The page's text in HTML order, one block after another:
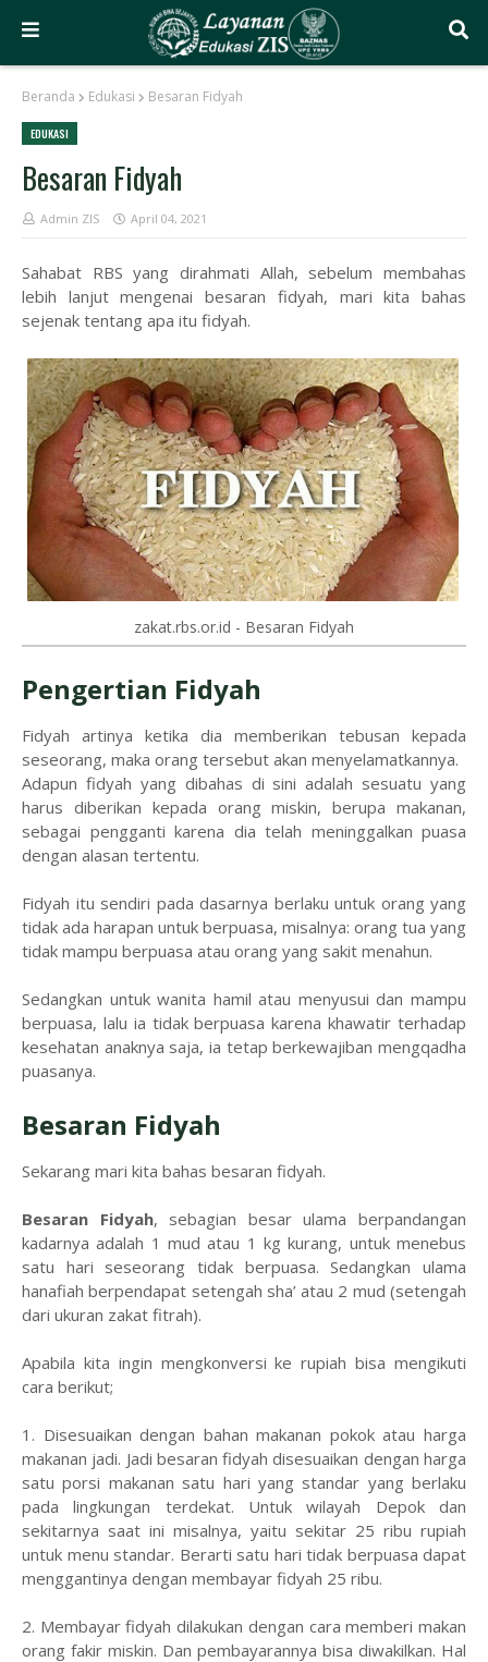
Beranda Edukasi Besaran Fidyah
EDUKASI
Besaran Fidyah
Admin ZIS April 04, 2021
Sahabat RBS yang dirahmati Allah, sebelum membahas
lebih lanjut mengenai besaran fidyah, mari kita bahas
sejenak tentang apa itu fidyah.
zakat.rbs.or.id - Besaran Fidyah
Pengertian Fidyah
Fidyah artinya ketika dia memberikan tebusan kepada
seseorang, maka orang tersebut akan menyelamatkannya.
Adapun fidyah yang dibahas di sini adalah sesuatu yang
harus diberikan kepada orang miskin, berupa makanan,
sebagai pengganti karena dia telah meninggalkan puasa
dengan alasan tertentu.
Fidyah itu sendiri pada dasarnya berlaku untuk orang yang
tidak ada harapan untuk berpuasa, misalnya: orang tua yang
tidak mampu berpuasa atau orang yang sakit menahun.
Sedangkan untuk wanita hamil atau menyusui dan mampu
berpuasa, lalu ia tidak berpuasa karena khawatir terhadap
kesehatan anaknya saja, ia tetap berkewajiban mengqadha
puasanya.
Besaran Fidyah
Sekarang mari kita bahas besaran fidyah.
Besaran Fidyah, sebagian besar ulama berpandangan
kadarnya adalah 1 mud atau 1 kg kurang, untuk menebus
satu hari seseorang tidak berpuasa. Sedangkan ulama
hanafiah berpendapat setengah sha’ atau 2 mud (setengah
dari ukuran zakat fitrah).
Apabila kita ingin mengkonversi ke rupiah bisa mengikuti
cara berikut;
1. Disesuaikan dengan bahan makanan pokok atau harga
makanan jadi. Jadi besaran fidyah disesuaikan dengan harga
satu porsi makanan satu hari yang standar yang berlaku
pada lingkungan terdekat. Untuk wilayah Depok dan
sekitarnya saat ini misalnya, yaitu sekitar 25 ribu rupiah
untuk menu standar. Berarti satu hari tidak berpuasa dapat
menggantinya dengan membayar fidyah 25 ribu.
2. Membayar fidyah dilakukan dengan cara memberi makan
orang fakir miskin. Dan pembayarannya bisa diwakilkan. Hal